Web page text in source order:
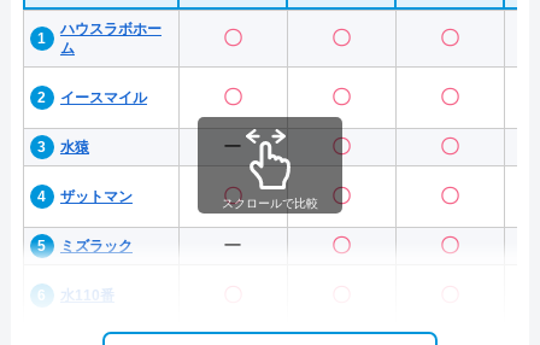
ハウスラボホー
ム
〇 〇 〇
イースマイル 〇 〇 〇
水猿 ー 〇 〇
ザットマン 〇 〇 〇
ミズラック ー 〇 〇
水110番
スクロールで比較